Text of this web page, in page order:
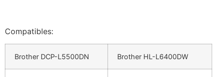
Compatibles:
Brother DCP-L5500DN Brother HL-L6400DW